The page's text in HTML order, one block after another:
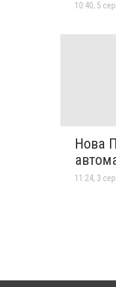
10:40, 5
Нова
11:24, 3